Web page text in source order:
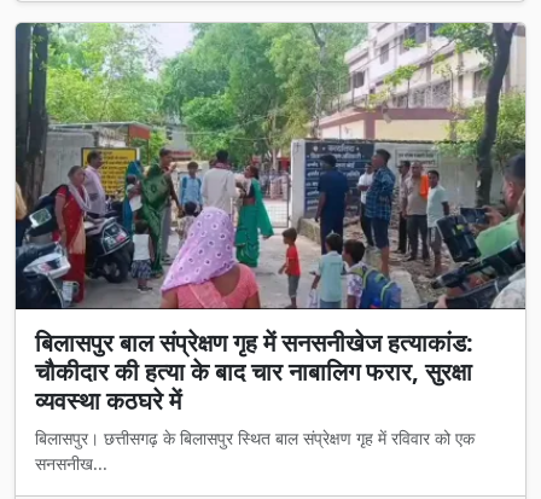
बिलासपुर बाल संप्रेक्षण गृह में सनसनीखेज हत्याकांड:
चौकीदार की हत्या के बाद चार नाबालिग फरार, सुरक्षा
व्यवस्था कठघरे में
बिलासपुर। छत्तीसगढ़ के बिलासपुर स्थित बाल संप्रेक्षण गृह में रविवार को एक
सनसनीख...